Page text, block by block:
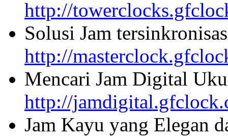
http://
Solusi Jam
http://
Mencari Jam Digital
http://
Jam Kayu yang Elegan